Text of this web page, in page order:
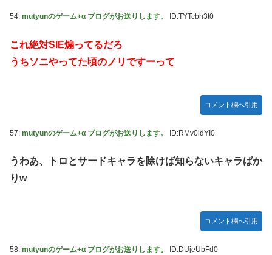
54: mutyunのゲーム+α ブログがお送りします。 ID:TYTcbh3t0
これ絶対SIE煽ってるだろ
うちソニやってた頃のノリですーって
コメント欄へ引用
57: mutyunのゲーム+α ブログがお送りします。 ID:RMv0ldYI0
うわあ、トロとサードキャラを除けば知らないキャラばか
りw
コメント欄へ引用
58: mutyunのゲーム+α ブログがお送りします。 ID:DUjeUbFd0